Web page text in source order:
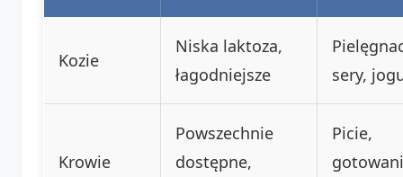
Kozie
Niska laktoza,
łagodniejsze
sery,
Krowie
Powszechnie
dostępne,
Picie,